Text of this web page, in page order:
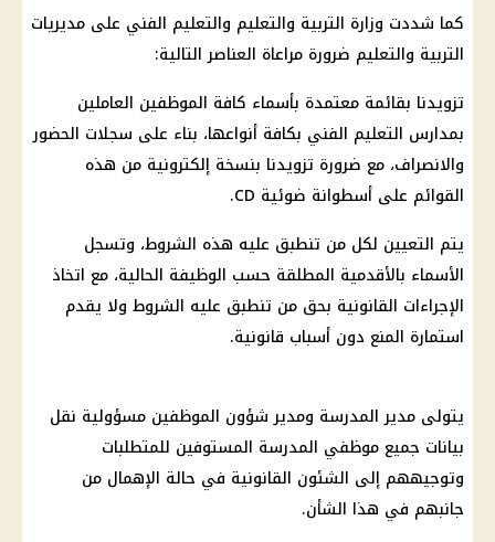
كما شددت وزارة التربية والتعليم والتعليم الفني على مديريات
التربية والتعليم ضرورة مراعاة العناصر التالية:
تزويدنا بقائمة معتمدة بأسماء كافة الموظفين العاملين
بمدارس التعليم الفني بكافة أنواعها، بناء على سجلات الحضور
والانصراف، مع ضرورة تزويدنا بنسخة إلكترونية من هذه
القوائم على أسطوانة ضوئية CD.
يتم التعيين لكل من تنطبق عليه هذه الشروط، وتسجل
الأسماء بالأقدمية المطلقة حسب الوظيفة الحالية، مع اتخاذ
الإجراءات القانونية بحق من تنطبق عليه الشروط ولا يقدم
استمارة المنع دون أسباب قانونية.
يتولى مدير المدرسة ومدير شؤون الموظفين مسؤولية نقل
بيانات جميع موظفي المدرسة المستوفين للمتطلبات
وتوجيههم إلى الشئون القانونية في حالة الإهمال من
جانبهم في هذا الشأن.